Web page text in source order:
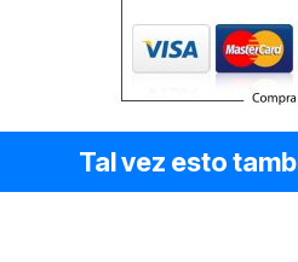
Tal vez esto